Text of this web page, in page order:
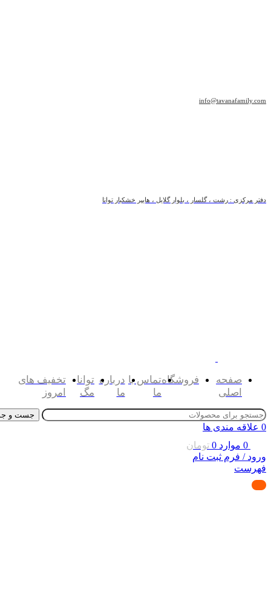
info@tavanafamily.com
دفتر مرکزی : رشت ، گلسار ، بلوار گلایل ، هایپر خشکبار توانا
صفحه
اصلی
فروشگاهتماس با
ما
درباره
ما
توانا
مگ
تخفیف های
امروز
جست و
0 علاقه مندی ها
0 موارد 0 تومان
ورود / فرم ثبت نام
فهرست